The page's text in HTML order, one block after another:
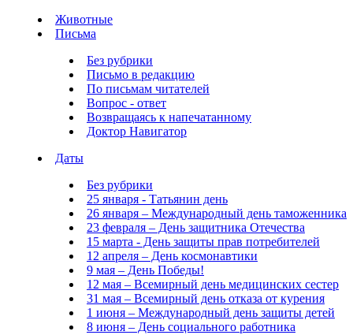
Животные
Письма
Без рубрики
Письмо в редакцию
По письмам читателей
Вопрос - ответ
Возвращаясь к напечатанному
Доктор Навигатор
Даты
Без рубрики
25 января - Татьянин день
26 января – Международный день таможенника
23 февраля – День защитника Отечества
15 марта - День защиты прав потребителей
12 апреля – День космонавтики
9 мая – День Победы!
12 мая – Всемирный день медицинских сестер
31 мая – Всемирный день отказа от курения
1 июня – Международный день защиты детей
8 июня – День социального работника